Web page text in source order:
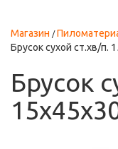
Магазин
Брусок сухой ст.хв/п.
Брусок